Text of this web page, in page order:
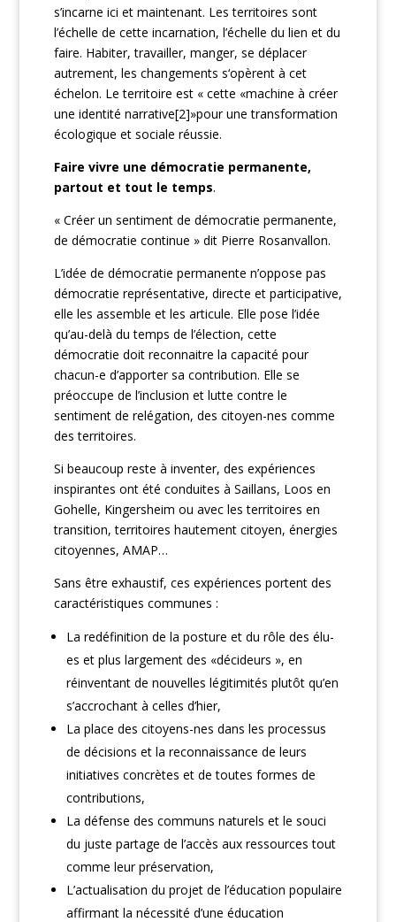
s’incarne ici et maintenant. Les territoires sont
l’échelle de cette incarnation, l’échelle du lien et du
faire. Habiter, travailler, manger, se déplacer
autrement, les changements s‘opèrent à cet
échelon. Le territoire est « cette «machine à créer
une identité narrative[2]»pour une transformation
écologique et sociale réussie.
Faire vivre une démocratie permanente,
partout et tout le temps.
« Créer un sentiment de démocratie permanente,
de démocratie continue » dit Pierre Rosanvallon.
L’idée de démocratie permanente n’oppose pas
démocratie représentative, directe et participative,
elle les assemble et les articule. Elle pose l’idée
qu’au-delà du temps de l’élection, cette
démocratie doit reconnaitre la capacité pour
chacun-e d’apporter sa contribution. Elle se
préoccupe de l’inclusion et lutte contre le
sentiment de relégation, des citoyen-nes comme
des territoires.
Si beaucoup reste à inventer, des expériences
inspirantes ont été conduites à Saillans, Loos en
Gohelle, Kingersheim ou avec les territoires en
transition, territoires hautement citoyen, énergies
citoyennes, AMAP…
Sans être exhaustif, ces expériences portent des
caractéristiques communes :
La redéfinition de la posture et du rôle des élu-
es et plus largement des «décideurs », en
réinventant de nouvelles légitimités plutôt qu’en
s’accrochant à celles d’hier,
La place des citoyens-nes dans les processus
de décisions et la reconnaissance de leurs
initiatives concrètes et de toutes formes de
contributions,
La défense des communs naturels et le souci
du juste partage de l’accès aux ressources tout
comme leur préservation,
L’actualisation du projet de l’éducation populaire
affirmant la nécessité d’une éducation